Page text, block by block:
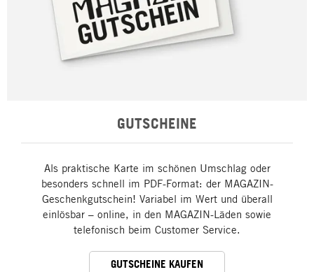
GUTSCHEINE
Als praktische Karte im schönen Umschlag oder
besonders schnell im PDF-Format: der MAGAZIN-
Geschenkgutschein! Variabel im Wert und überall
einlösbar – online, in den MAGAZIN-Läden sowie
telefonisch beim Customer Service.
GUTSCHEINE KAUFEN